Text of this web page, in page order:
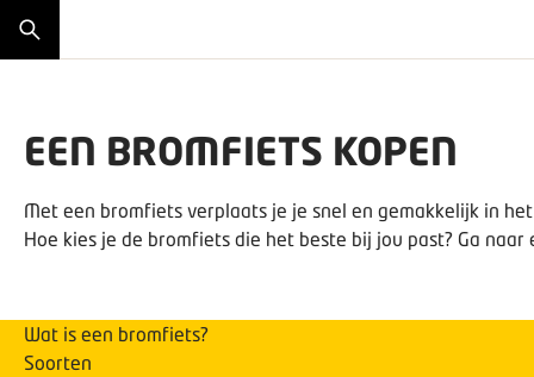
EEN BROMFIETS KOPEN
Met een bromfiets verplaats je je snel en gemakkelijk in
Hoe kies je de bromfiets die het beste bij jou past? Ga
Wat is een bromfiets?
Soorten